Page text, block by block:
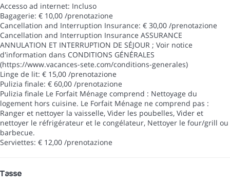
Accesso ad internet: Incluso
Bagagerie: € 10,00 /prenotazione
Cancellation and Interruption Insurance: € 30,00 /prenotazione
Cancellation and Interruption Insurance ASSURANCE
ANNULATION ET INTERRUPTION DE SÉJOUR ; Voir notice
d'information dans CONDITIONS GÉNÉRALES
(https://www.vacances-sete.com/conditions-generales)
Linge de lit: € 15,00 /prenotazione
Pulizia finale: € 60,00 /prenotazione
Pulizia finale Le Forfait Ménage comprend : Nettoyage du
logement hors cuisine. Le Forfait Ménage ne comprend pas :
Ranger et nettoyer la vaisselle, Vider les poubelles, Vider et
nettoyer le réfrigérateur et le congélateur, Nettoyer le four/grill ou
barbecue.
Serviettes: € 12,00 /prenotazione
Tasse